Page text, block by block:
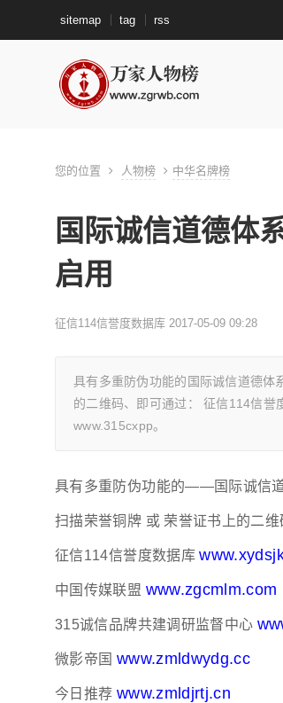
sitemap tag rss
您的位置 人物榜 中华名牌榜
国际诚信道德体
启用
征信114信誉度数据库 2017-05-09 09:28
具有多重防伪功能的国际诚信道德
的二维码、即可通过： 征信114信
www.315cxpp。
具有多重防伪功能的——国际诚信
扫描荣誉铜牌 或 荣誉证书上的二维
征信114信誉度数据库
中国传媒联盟 www.zgcmlm.com
315诚信品牌共建调研监督中心
微影帝国 www.zmldwydg.cc
今日推荐 www.zmldjrtj.cn